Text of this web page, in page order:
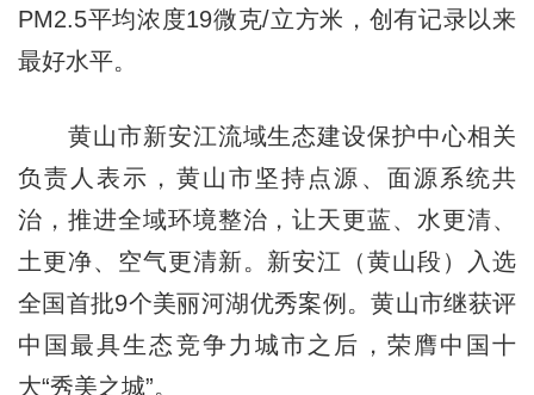
PM2.5平均浓度19微克/立方米，创有记录以来
最好水平。
黄山市新安江流域生态建设保护中心相关
负责人表示，黄山市坚持点源、面源系统共
治，推进全域环境整治，让天更蓝、水更清、
土更净、空气更清新。新安江（黄山段）入选
全国首批9个美丽河湖优秀案例。黄山市继获评
中国最具生态竞争力城市之后，荣膺中国十
大“秀美之城”。